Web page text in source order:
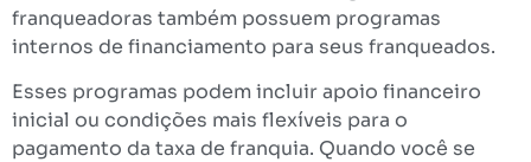
franqueadoras também possuem programas
internos de financiamento para seus franqueados.
Esses programas podem incluir apoio financeiro
inicial ou condições mais flexíveis para o
pagamento da taxa de franquia. Quando você se